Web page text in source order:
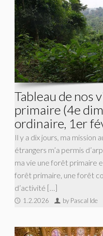
Tableau de nos
primaire (4e
ordinaire, 1er
Il y a dix jours, ma
étrangers m’a permis
ma vie une forêt primaire
forêt primaire, une forêt
d’activité […]
1.2.2026 by Pascal Ide